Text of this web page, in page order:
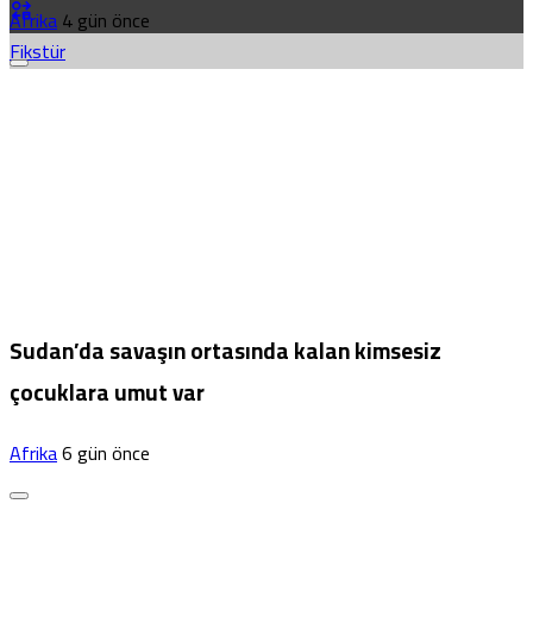
Fikstür
Afrika4 gün önce
Sudan’da savaşın ortasında kalan kimsesiz
çocuklara umut var
Afrika6 gün önce